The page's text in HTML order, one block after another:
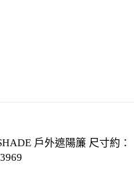
戶外遮陽簾 尺寸約：